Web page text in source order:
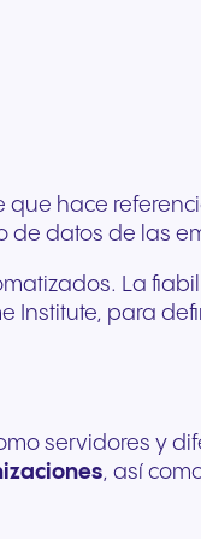
que hace
de datos de las
La
Institute, para
servidores y
, así